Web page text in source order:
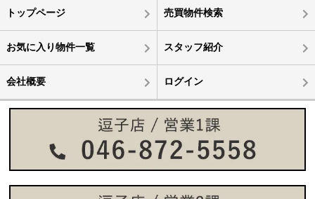
トップページ 売買物件検索
お気に入り物件一覧 スタッフ紹介
会社概要 ログイン